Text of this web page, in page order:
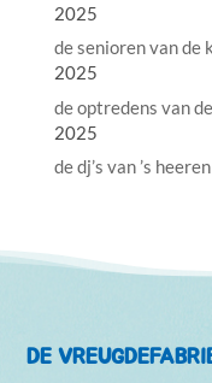
2025
de senioren van de
2025
de optredens van
2025
de dj’s van ’s
DE